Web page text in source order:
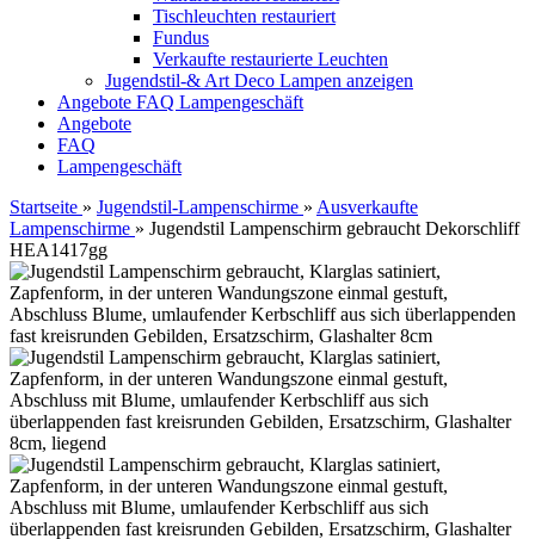
Tischleuchten restauriert
Fundus
Verkaufte restaurierte Leuchten
Jugendstil-& Art Deco Lampen anzeigen
Angebote FAQ Lampengeschäft
Angebote
FAQ
Lampengeschäft
Startseite » Jugendstil-Lampenschirme » Ausverkaufte
Lampenschirme » Jugendstil Lampenschirm gebraucht Dekorschliff
HEA1417gg